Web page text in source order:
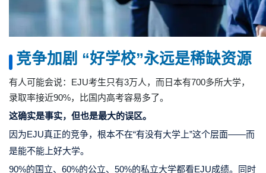
竞争加剧 “好学校”永远是稀缺资源
有人可能会说：EJU考生只有3万人，而日本有700多所大学，
录取率接近90%，比国内高考容易多了。
这确实是事实，但也是最大的误区。
因为EJU真正的竞争，根本不在“有没有大学上”这个层面——而
是能不能上好大学。
90%的国立、60%的公立、50%的私立大学都看EJU成绩。同时